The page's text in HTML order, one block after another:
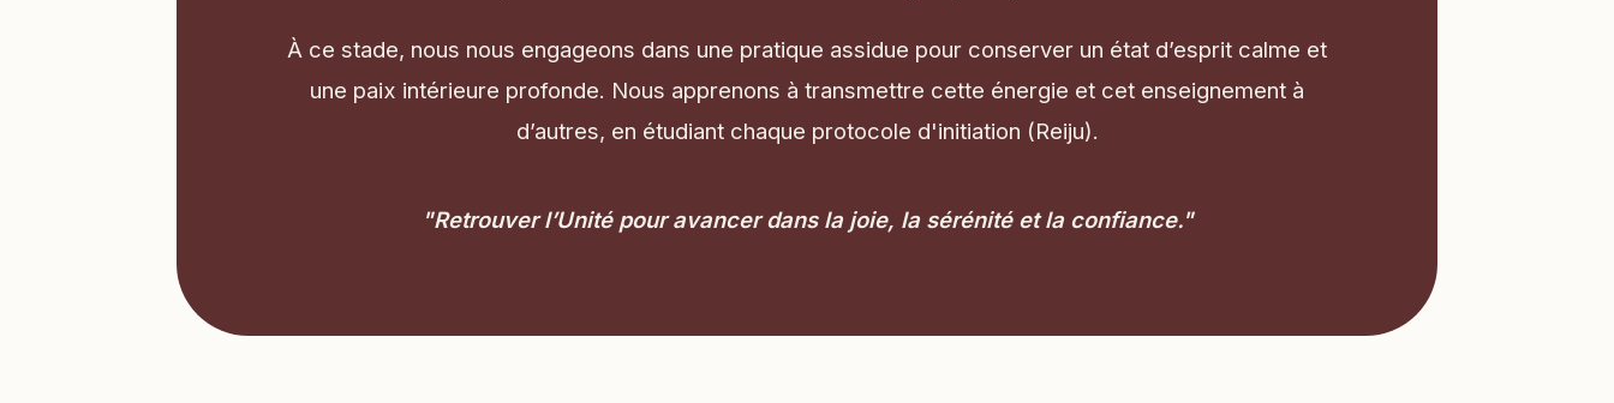
À ce stade, nous nous engageons dans une pratique assidue pour conserver un état d’esprit calme et
une paix intérieure profonde. Nous apprenons à transmettre cette énergie et cet enseignement à
d’autres, en étudiant chaque protocole d'initiation (Reiju).
"Retrouver l’Unité pour avancer dans la joie, la sérénité et la confiance."